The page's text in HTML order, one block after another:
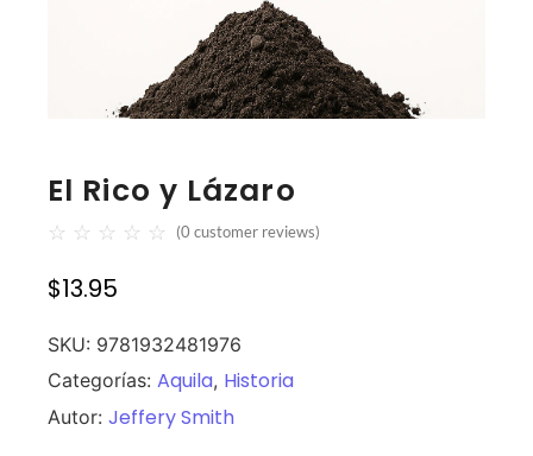
El Rico y Lázaro
☆ ☆ ☆ ☆ ☆ (0 customer reviews)
$13.95
SKU: 9781932481976
Categorías: Aquila, Historia
Autor: Jeffery Smith